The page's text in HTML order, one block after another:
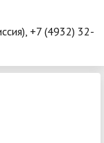
+7 (4932) 32-